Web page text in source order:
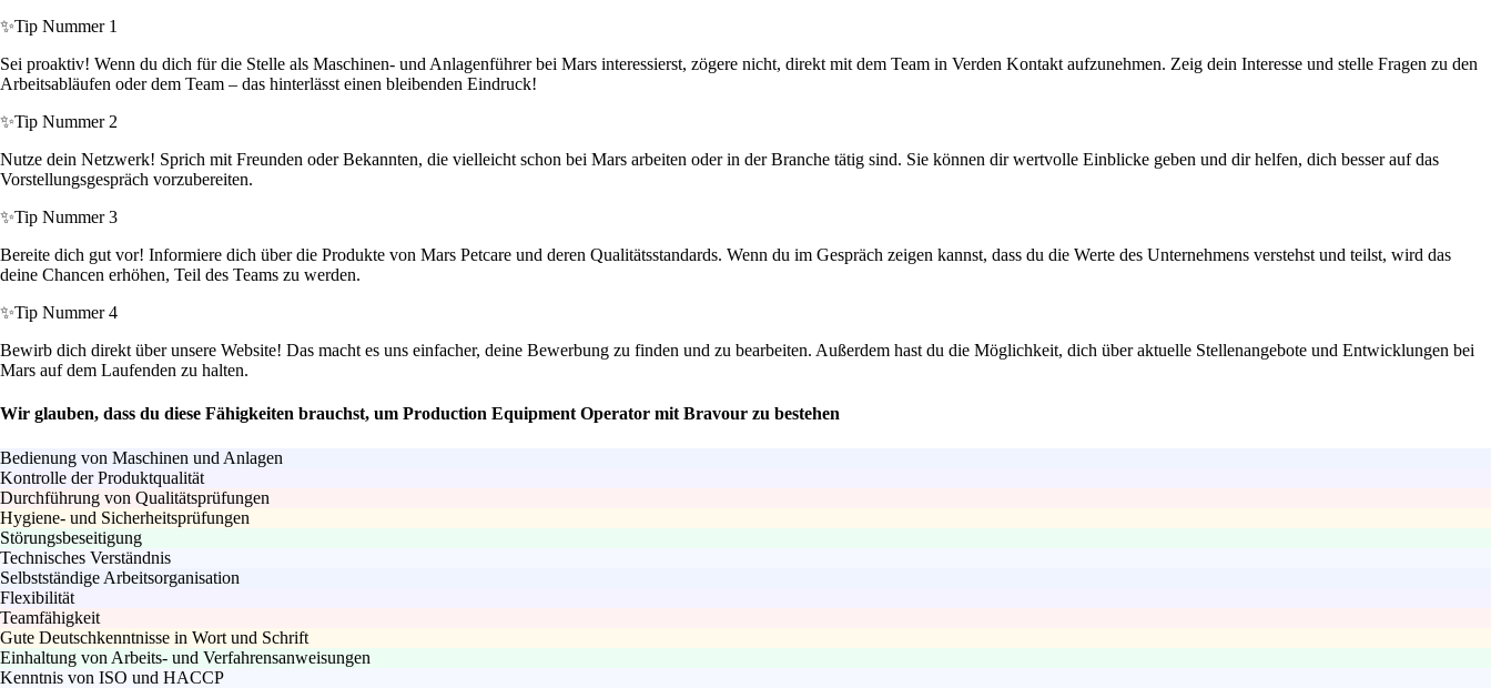
✨Tip Nummer 1
Sei proaktiv! Wenn du dich für die Stelle als Maschinen- und Anlagenführer bei Mars interessierst, zögere nicht, direkt mit dem Team in Verden Kontakt aufzunehmen. Zeig dein Interesse und stelle Fragen zu den
Arbeitsabläufen oder dem Team – das hinterlässt einen bleibenden Eindruck!
✨Tip Nummer 2
Nutze dein Netzwerk! Sprich mit Freunden oder Bekannten, die vielleicht schon bei Mars arbeiten oder in der Branche tätig sind. Sie können dir wertvolle Einblicke geben und dir helfen, dich besser auf das
Vorstellungsgespräch vorzubereiten.
✨Tip Nummer 3
Bereite dich gut vor! Informiere dich über die Produkte von Mars Petcare und deren Qualitätsstandards. Wenn du im Gespräch zeigen kannst, dass du die Werte des Unternehmens verstehst und teilst, wird das
deine Chancen erhöhen, Teil des Teams zu werden.
✨Tip Nummer 4
Bewirb dich direkt über unsere Website! Das macht es uns einfacher, deine Bewerbung zu finden und zu bearbeiten. Außerdem hast du die Möglichkeit, dich über aktuelle Stellenangebote und Entwicklungen bei
Mars auf dem Laufenden zu halten.
Wir glauben, dass du diese Fähigkeiten brauchst, um Production Equipment Operator mit Bravour zu bestehen
Bedienung von Maschinen und Anlagen
Kontrolle der Produktqualität
Durchführung von Qualitätsprüfungen
Hygiene- und Sicherheitsprüfungen
Störungsbeseitigung
Technisches Verständnis
Selbstständige Arbeitsorganisation
Flexibilität
Teamfähigkeit
Gute Deutschkenntnisse in Wort und Schrift
Einhaltung von Arbeits- und Verfahrensanweisungen
Kenntnis von ISO und HACCP